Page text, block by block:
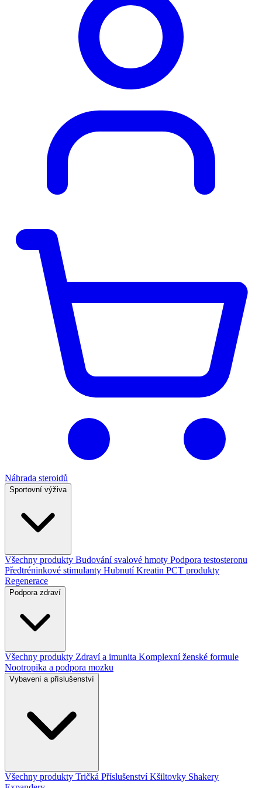
Náhrada steroidů
Sportovní výživa
Všechny produkty Budování svalové hmoty Podpora testosteronu
Předtréninkové stimulanty HubnutíKreatin PCT produkty
Regenerace
Podpora zdraví
Všechny produkty Zdraví a imunita Komplexní ženské formule
Nootropika a podpora mozku
Vybavení a příslušenství
Všechny produkty Tričká PříslušenstvíKšiltovky Shakery